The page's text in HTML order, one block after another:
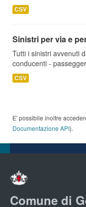
CSV
Sinistri per via e
Tutti i sinistri avvenuti
conducenti -
CSV
E' possibile inoltre
Documentazione API).
Comune di